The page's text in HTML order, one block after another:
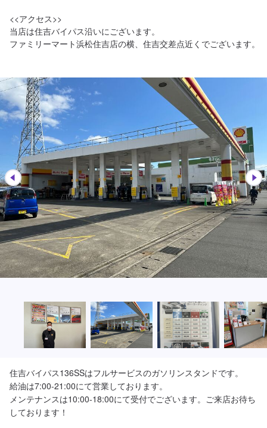
<<アクセス>>
当店は住吉バイパス沿いにございます。
ファミリーマート浜松住吉店の横、住吉交差点近くでございます。
住吉バイパス136SSはフルサービスのガソリンスタンドです。
給油は7:00-21:00にて営業しております。
メンテナンスは10:00-18:00にて受付でございます。ご来店お待ち
しております！